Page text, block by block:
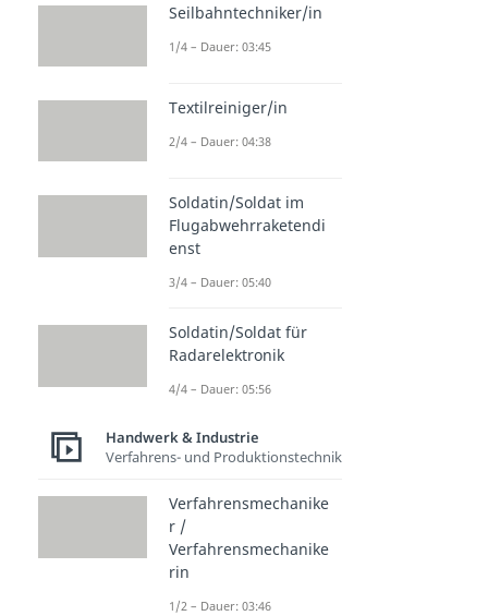
Seilbahntechniker/in
1/4 – Dauer: 03:45
Textilreiniger/in
2/4 – Dauer: 04:38
Soldatin/Soldat im
Flugabwehrraketendi
enst
3/4 – Dauer: 05:40
Soldatin/Soldat für
Radarelektronik
4/4 – Dauer: 05:56
Handwerk & Industrie
Verfahrens- und Produktionstechnik
Verfahrensmechanike
r /
Verfahrensmechanike
rin
1/2 – Dauer: 03:46